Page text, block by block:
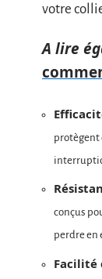
votre
A lire
protègent
conçus
perdre en
Facilité